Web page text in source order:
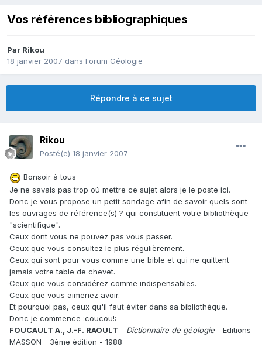
Vos références bibliographiques
Par Rikou
18 janvier 2007 dans Forum Géologie
Répondre à ce sujet
Rikou
Posté(e) 18 janvier 2007
Bonsoir à tous
Je ne savais pas trop où mettre ce sujet alors je le poste ici.
Donc je vous propose un petit sondage afin de savoir quels sont
les ouvrages de référence(s) ? qui constituent votre bibliothèque
"scientifique".
Ceux dont vous ne pouvez pas vous passer.
Ceux que vous consultez le plus régulièrement.
Ceux qui sont pour vous comme une bible et qui ne quittent
jamais votre table de chevet.
Ceux que vous considérez comme indispensables.
Ceux que vous aimeriez avoir.
Et pourquoi pas, ceux qu'il faut éviter dans sa bibliothèque.
Donc je commence :coucou!:
FOUCAULT A., J.-F. RAOULT - Dictionnaire de géologie - Editions
MASSON - 3ème édition - 1988